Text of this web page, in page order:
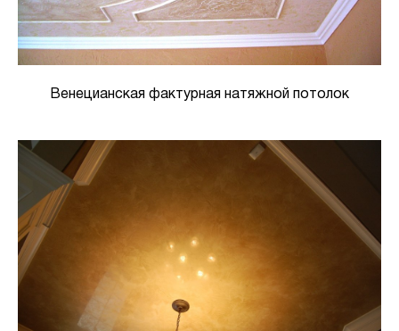
Венецианская фактурная натяжной потолок